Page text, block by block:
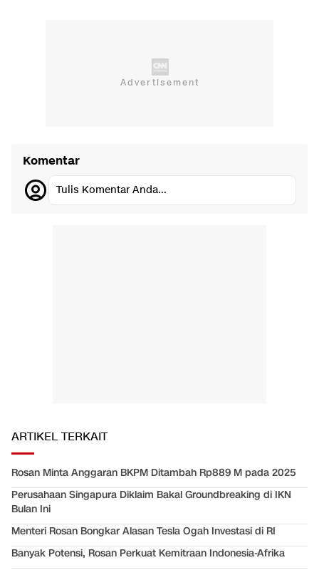
Komentar
Tulis Komentar Anda...
ARTIKEL TERKAIT
Rosan Minta Anggaran BKPM Ditambah Rp889 M pada 2025
Perusahaan Singapura Diklaim Bakal Groundbreaking di IKN
Bulan Ini
Menteri Rosan Bongkar Alasan Tesla Ogah Investasi di RI
Banyak Potensi, Rosan Perkuat Kemitraan Indonesia-Afrika